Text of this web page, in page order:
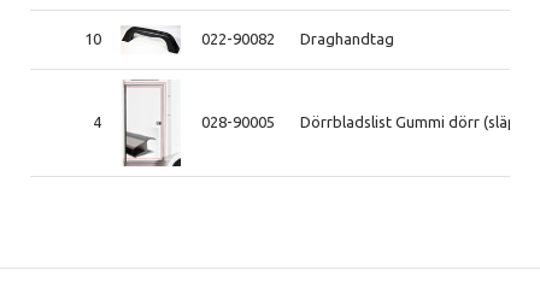
10 022-90082 Draghandtag
4 028-90005 Dörrbladslist Gummi dörr (släp) -